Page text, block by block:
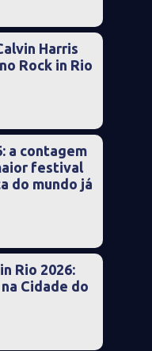
Harris
Rock in Rio
a contagem
festival
do mundo já
Rio 2026:
Cidade do